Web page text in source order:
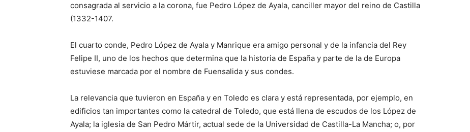
consagrada al servicio a la corona, fue Pedro López de Ayala, canciller mayor del reino de Castilla
(1332-1407.
El cuarto conde, Pedro López de Ayala y Manrique era amigo personal y de la infancia del Rey
Felipe II, uno de los hechos que determina que la historia de España y parte de la de Europa
estuviese marcada por el nombre de Fuensalida y sus condes.
La relevancia que tuvieron en España y en Toledo es clara y está representada, por ejemplo, en
edificios tan importantes como la catedral de Toledo, que está llena de escudos de los López de
Ayala; la iglesia de San Pedro Mártir, actual sede de la Universidad de Castilla-La Mancha; o, por